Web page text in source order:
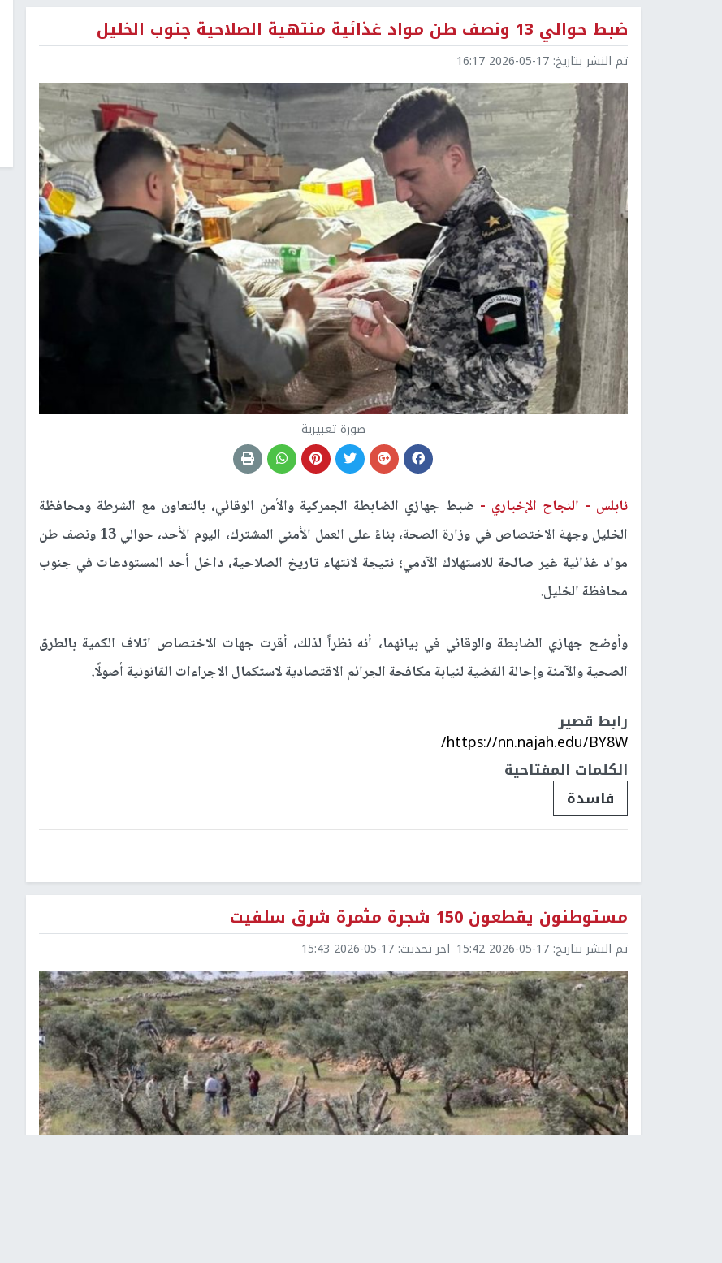
ضبط حوالي 13 ونصف طن مواد غذائية منتهية الصلاحية جنوب الخليل
تم النشر بتاريخ: 2026-05-17 16:17
صورة تعبيرية
نابلس - النجاح الإخباري - ضبط جهازي الضابطة الجمركية والأمن الوقائي، بالتعاون مع الشرطة ومحافظة
الخليل وجهة الاختصاص في وزارة الصحة، بناءً على العمل الأمني المشترك، اليوم الأحد، حوالي 13 ونصف طن
مواد غذائية غير صالحة للاستهلاك الآدمي؛ نتيجة لانتهاء تاريخ الصلاحية، داخل أحد المستودعات في جنوب
محافظة الخليل.
وأوضح جهازي الضابطة والوقائي في بيانهما، أنه نظراً لذلك، أقرت جهات الاختصاص اتلاف الكمية بالطرق
الصحية والآمنة وإحالة القضية لنيابة مكافحة الجرائم الاقتصادية لاستكمال الاجراءات القانونية أصولًا.
رابط قصير
https://nn.najah.edu/BY8W/
الكلمات المفتاحية
فاسدة
مستوطنون يقطعون 150 شجرة مثمرة شرق سلفيت
تم النشر بتاريخ: 2026-05-17 15:42 اخر تحديث: 2026-05-17 15:43